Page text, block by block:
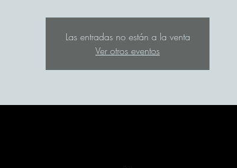
Las entradas no están a la venta
Ver otros eventos